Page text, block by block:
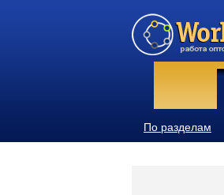
По разделам